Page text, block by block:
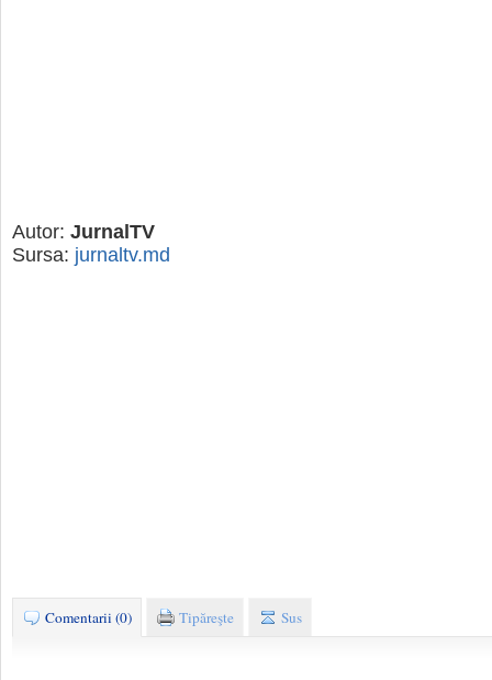
Autor: JurnalTV
Sursa: jurnaltv.md
Comentarii (0) Tipăreşte Sus